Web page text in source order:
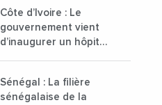
Côte d’Ivoire : Le
gouvernement vient
d’inaugurer un hôpital
au sud du pays
Sénégal : La filière
sénégalaise de la